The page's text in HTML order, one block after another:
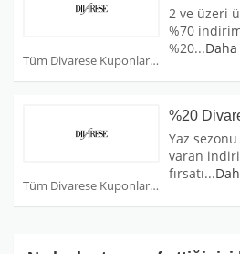
Tüm Divarese Kuponları
2 ve üzeri
%70
%20...Daha
Tüm Divarese Kuponları
%20
Yaz
varan
fırsatı...